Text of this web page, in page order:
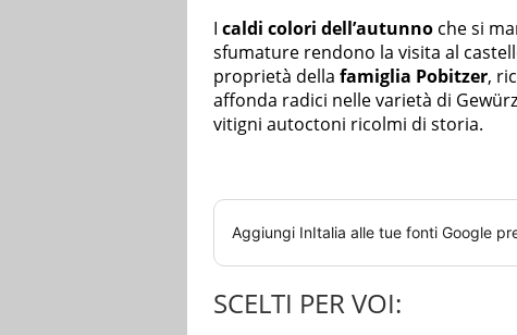
I caldi colori dell’autunno che si
sfumature rendono la visita al
proprietà della famiglia Pobitzer,
affonda radici nelle varietà di
vitigni autoctoni ricolmi di storia.
Aggiungi InItalia alle tue fonti Google
SCELTI PER VOI: